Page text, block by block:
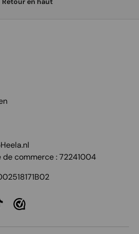
commerce : 72241004